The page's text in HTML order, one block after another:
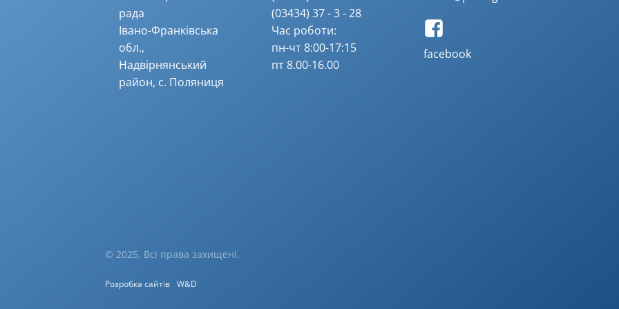
рада
Івано-Франківська
обл.,
Надвірнянський
район, с. Поляниця
(03434) 37 - 3 - 28
Час роботи:
пн-чт 8:00-17:15
пт 8.00-16.00
facebook
© 2025. Всі права захищені.
Розробка сайтів W&D